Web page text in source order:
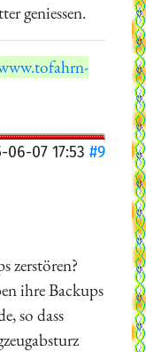
geniessen.
06-07 17:53 #9
zerstören?
ihre Backups
so dass